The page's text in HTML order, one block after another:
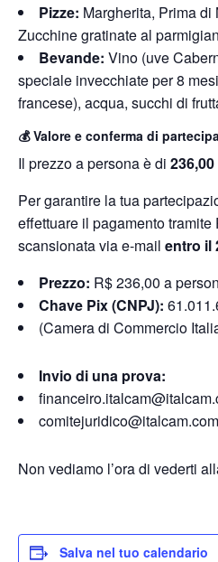
Pizze: Margherita, Prima
Zucchine gratinate al
Bevande: Vino (uve
speciale invecchiate per 8
francese), acqua, succhi di
💰 Valore e conferma di
Il prezzo a persona è di
Per garantire la tua
effettuare il pagamento
scansionata via e-mail entro il
Prezzo: R$ 236,00 a
Chave Pix (CNPJ):
(Camera di Commercio
Invio di una prova:
Non vediamo l’ora di vederti
Salva nel tuo calendario